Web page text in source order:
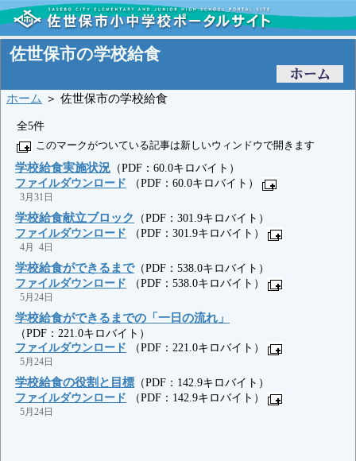
佐世保市の学校給食
ホーム ＞ 佐世保市の学校給食
全5件
このマークがついている記事は新しいウィンドウで開きます
学校給食実施状況 （PDF：60.0キロバイト）
ファイルダウンロード （PDF：60.0キロバイト）
3月31日
学校給食献立ブロック
（PDF：301.9キロバイト）
ファイルダウンロード （PDF：301.9キロバイト）
4月 4日
学校給食ができるまで（PDF：538.0キロバイト）
ファイルダウンロード （PDF：538.0キロバイト）
5月24日
学校給食ができるまでの「一日の流れ」
（PDF：221.0キロバイト）
ファイルダウンロード （PDF：221.0キロバイト）
5月24日
学校給食の役割と目標 （PDF：142.9キロバイト）
ファイルダウンロード （PDF：142.9キロバイト）
5月24日